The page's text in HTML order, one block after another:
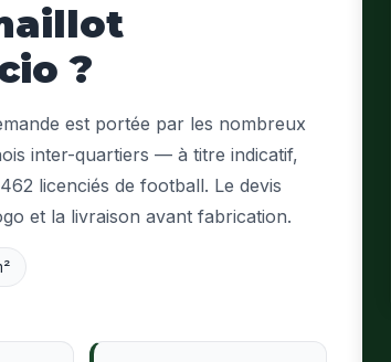
?
est portée par les nombreux
inter-quartiers — à titre indicatif,
licenciés de football. Le devis
et la livraison avant fabrication.